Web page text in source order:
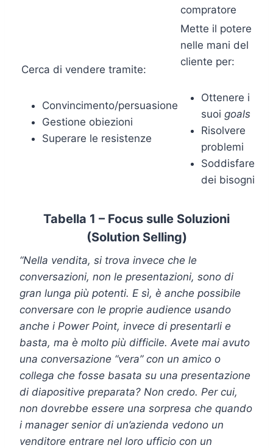
compratore
Cerca di vendere tramite:
Convincimento/persuasione
Gestione obiezioni
Superare le resistenze
Mette il potere
nelle mani del
cliente per:
Ottenere i
suoi goals
Risolvere
problemi
Soddisfare
dei bisogni
Tabella 1 – Focus sulle Soluzioni
(Solution Selling)
“Nella vendita, si trova invece che le
conversazioni, non le presentazioni, sono di
gran lunga più potenti. E sì, è anche possibile
conversare con le proprie audience usando
anche i Power Point, invece di presentarli e
basta, ma è molto più difficile. Avete mai avuto
una conversazione “vera” con un amico o
collega che fosse basata su una presentazione
di diapositive preparata? Non credo. Per cui,
non dovrebbe essere una sorpresa che quando
i manager senior di un’azienda vedono un
venditore entrare nel loro ufficio con un